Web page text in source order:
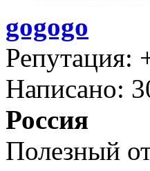
gogogo
Репутация:
Написано:
Россия
Полезный